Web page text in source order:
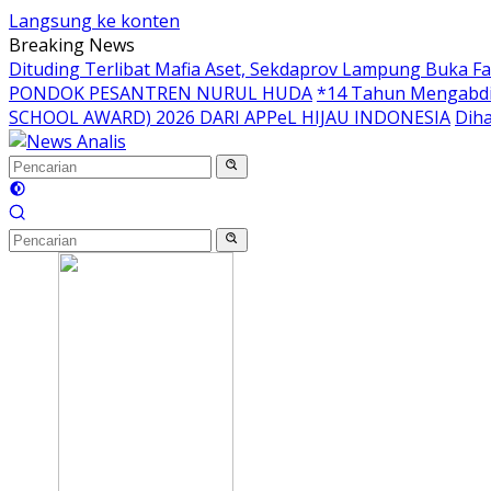
Langsung ke konten
Breaking News
Dituding Terlibat Mafia Aset, Sekdaprov Lampung Buka
PONDOK PESANTREN NURUL HUDA*14 Tahun
SCHOOL AWARD) 2026 DARI APPeL HIJAU INDONESIA